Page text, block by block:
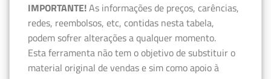
IMPORTANTE!As informações de preços, carências,
redes, reembolsos, etc, contidas nesta tabela,
podem sofrer alterações a qualquer momento.
Esta ferramenta não tem o objetivo de substituir o
material original de vendas e sim como apoio à